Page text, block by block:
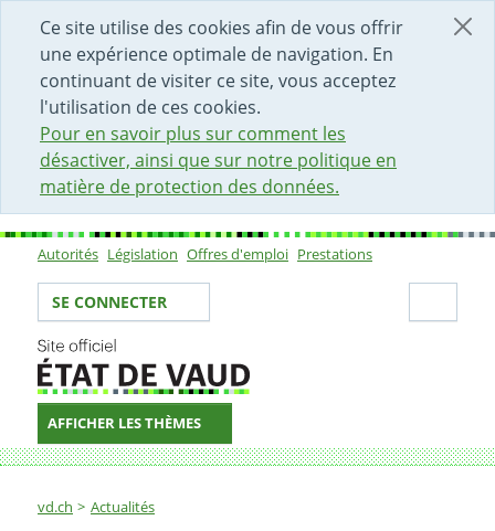
Ce site utilise des cookies afin de vous offrir
une expérience optimale de navigation. En
continuant de visiter ce site, vous acceptez
l'utilisation de ces cookies.
Pour en savoir plus sur comment les
désactiver, ainsi que sur notre politique en
matière de protection des données.
DÉBUT DU CONTENU DE LA PAGE
ACCÈS AU CHAMP DE RECHERCHE
PAGE D'ACCUEIL
FORMULAIRE DE CONTACT
Sous-navigation
Autorités Législation Offres d'emploi Prestations
Votre identité
SE CONNECTER
AFFICHER LES THÈMES
Fil d'Ariane
vd.ch Actualités
Élection de deux nouveaux membres à la Cour des